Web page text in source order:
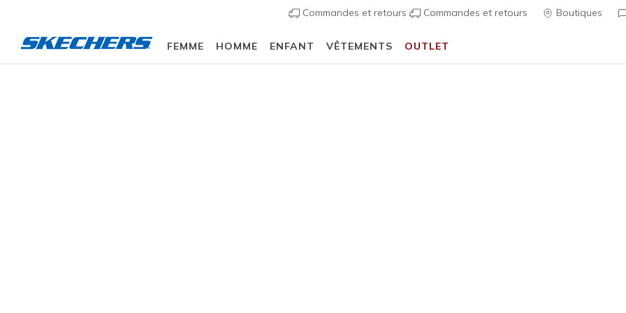
Commandes et retours Commandes et retours Boutiques
FEMME HOMME ENFANT VÊTEMENTS OUTLET